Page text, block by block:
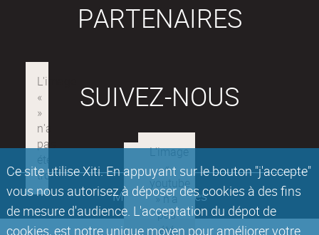
Ce site utilise Xiti. En appuyant sur le bouton "j'accepte"
vous nous autorisez à déposer des cookies à des fins
de mesure d'audience. L'acceptation du dépot de
cookies, est notre unique moyen pour améliorer votre
PARTENAIRES
SUIVEZ-NOUS
Mentions légales